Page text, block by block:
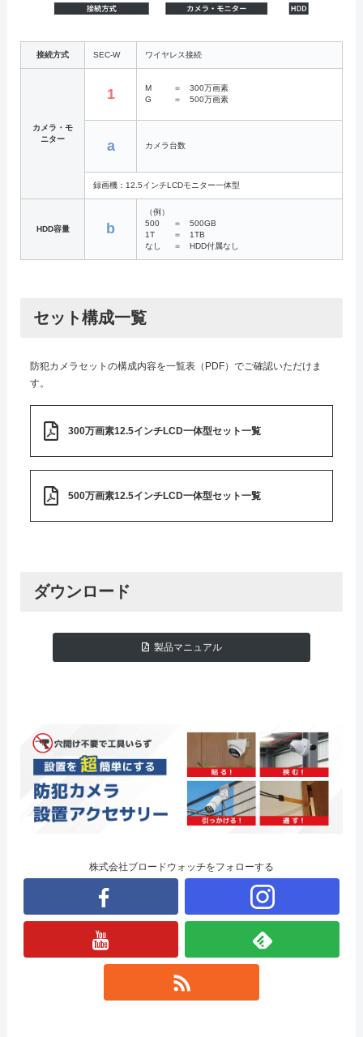
接続方式 SEC-W ワイヤレス接続
カメラ・モ
ニター
1 M ＝
300万画素
G
＝ 500万画素
a カメラ台数
録画機：12.5インチLCDモニター一体型
HDD容量 b
（例）
500
＝
500GB
1T
＝
1TB
なし
＝ HDD付属なし
セット構成一覧
防犯カメラセットの構成内容を一覧表（PDF）でご確認いただけま
す。
300万画素12.5インチLCD一体型セット一覧
500万画素12.5インチLCD一体型セット一覧
ダウンロード
製品マニュアル
株式会社ブロードウォッチをフォローする